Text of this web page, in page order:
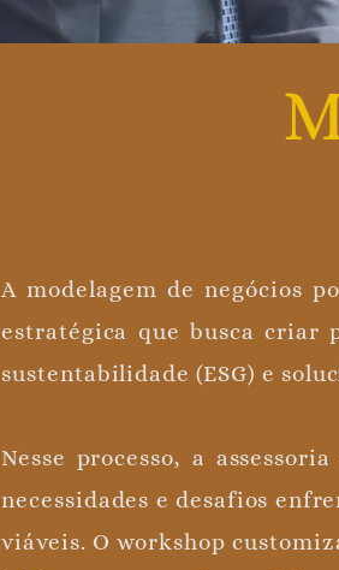
A modelagem de negócios
estratégica que busca criar
sustentabilidade (ESG) e
Nesse processo, a
necessidades e desafios
viáveis. O workshop